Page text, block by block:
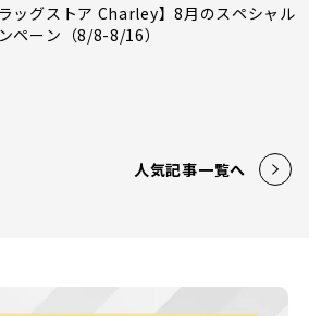
ラッグストア Charley】8月のスペシャル
ペーン（8/8-8/16）
人気記事一覧へ